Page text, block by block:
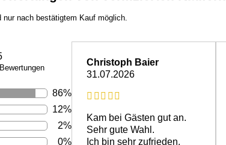
nur nach bestätigtem Kauf möglich.
86%
12%
2%
0%
Christoph Baier
31.07.2026
Kam bei Gästen gut an.
Sehr gute Wahl.
Ich bin sehr zufrieden.